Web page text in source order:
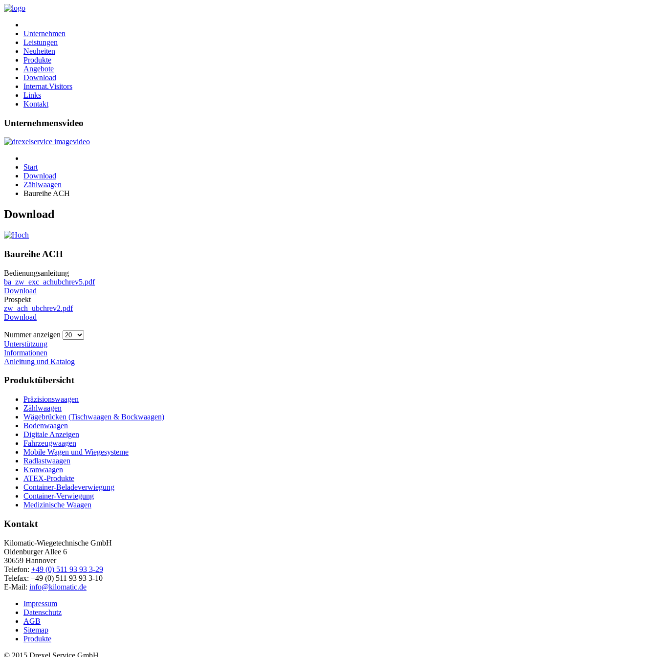
Unternehmen
Leistungen
Neuheiten
Produkte
Angebote
Download
Internat.Visitors
Links
Kontakt
Unternehmensvideo
Start
Download
Zählwaagen
Baureihe ACH
Download
Baureihe ACH
Bedienungsanleitung
ba_zw_exc_achubchrev5.pdf
Download
Prospekt
zw_ach_ubchrev2.pdf
Download
Nummer anzeigen
Unterstützung
Informationen
Anleitung und Katalog
Produktübersicht
Präzisionswaagen
Zählwaagen
Wägebrücken (Tischwaagen & Bockwaagen)
Bodenwaagen
Digitale Anzeigen
Fahrzeugwaagen
Mobile Wagen und Wiegesysteme
Radlastwaagen
Kranwaagen
ATEX-Produkte
Container-Beladeverwiegung
Container-Verwiegung
Medizinische Waagen
Kontakt
Kilomatic-Wiegetechnische GmbH
Oldenburger Allee 6
30659 Hannover
Telefon: +49 (0) 511 93 93 3-29
Telefax: +49 (0) 511 93 93 3-10
E-Mail: info@kilomatic.de
Impressum
Datenschutz
AGB
Sitemap
Produkte
© 2015 Drexel Service GmbH